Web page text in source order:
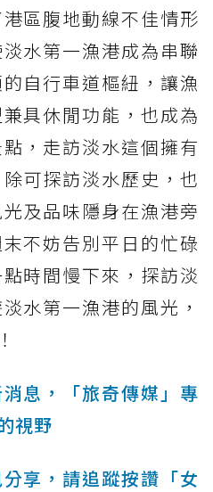
區腹地動線不佳情形
水第一漁港成為串聯
自行車道樞紐，讓漁
具休閒功能，也成為
，走訪淡水這個擁有
可探訪淡水歷史，也
及品味隱身在漁港旁
不妨告別平日的忙碌
時間慢下來，探訪淡
水第一漁港的風光，
息，「旅奇傳媒」專
視野
享，請追蹤按讚「女